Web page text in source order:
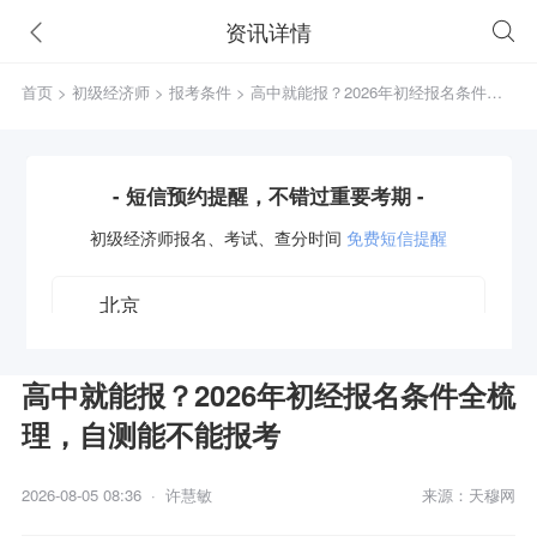
资讯详情
首页 > 初级经济师 > 报考条件> 高中就能报？2026年初经报名条件全
- 短信预约提醒，不错过重要考期 -
初级经济师报名、考试、查分时间 免费短信提醒
高中就能报？2026年初经报名条件全梳
理，自测能不能报考
2026-08-05 08:36 · 许慧敏 来源：天穆网